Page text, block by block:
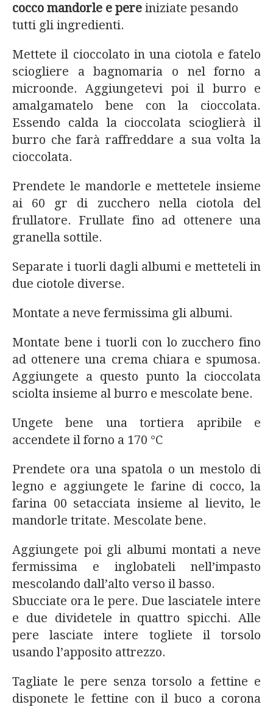
cocco mandorle e pere iniziate pesando
tutti gli ingredienti.
Mettete il cioccolato in una ciotola e fatelo
sciogliere a bagnomaria o nel forno a
microonde. Aggiungetevi poi il burro e
amalgamatelo bene con la cioccolata.
Essendo calda la cioccolata scioglierà il
burro che farà raffreddare a sua volta la
cioccolata.
Prendete le mandorle e mettetele insieme
ai 60 gr di zucchero nella ciotola del
frullatore. Frullate fino ad ottenere una
granella sottile.
Separate i tuorli dagli albumi e metteteli in
due ciotole diverse.
Montate a neve fermissima gli albumi.
Montate bene i tuorli con lo zucchero fino
ad ottenere una crema chiara e spumosa.
Aggiungete a questo punto la cioccolata
sciolta insieme al burro e mescolate bene.
Ungete bene una tortiera apribile e
accendete il forno a 170 °C
Prendete ora una spatola o un mestolo di
legno e aggiungete le farine di cocco, la
farina 00 setacciata insieme al lievito, le
mandorle tritate. Mescolate bene.
Aggiungete poi gli albumi montati a neve
fermissima e inglobateli nell’impasto
mescolando dall’alto verso il basso.
Sbucciate ora le pere. Due lasciatele intere
e due dividetele in quattro spicchi. Alle
pere lasciate intere togliete il torsolo
usando l’apposito attrezzo.
Tagliate le pere senza torsolo a fettine e
disponete le fettine con il buco a corona